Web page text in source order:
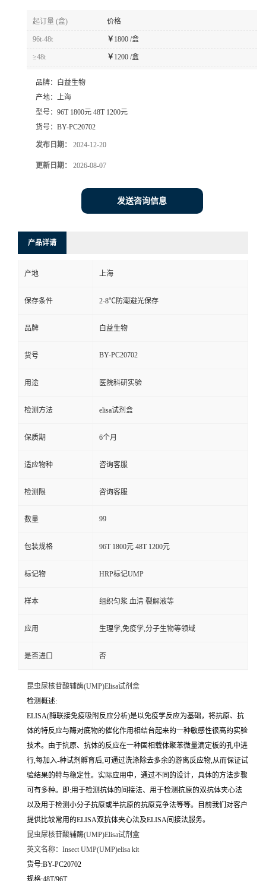
起订量 (盒) 价格
96t-48t ￥ 1800 /盒
≥48t ￥ 1200 /盒
品牌：
白益生物
产地： 上海
型号： 96T 1800元 48T 1200元
货号： BY-PC20702
发布日期： 2024-12-20
更新日期： 2026-08-07
发送咨询信息
产品详请
产地 上海
保存条件 2-8℃防潮避光保存
品牌 白益生物
货号 BY-PC20702
用途 医院科研实验
检测方法 elisa试剂盒
保质期 6个月
适应物种 咨询客服
检测限 咨询客服
数量 99
包装规格 96T 1800元 48T 1200元
标记物 HRP标记UMP
样本 组织匀浆 血清 裂解液等
应用 生理学,免疫学,分子生物等领域
是否进口 否
昆虫尿核苷酸辅酶(UMP)Elisa试剂盒
检测概述:
ELISA(酶联接免疫吸附反应分析)是以免疫学反应为基础，将抗原、抗
体的特反应与酶对底物的催化作用相结台起来的一种敏感性很高的实验
技术。由于抗原、抗体的反应在一种固相载体聚苯微量滴定板的孔中进
行,每加入-种试剂孵育后,可通过洗涤除去多余的游离反应物,从而保证试
验结果的特与稳定性。实际应用中，通过不同的设计，具体的方法步骤
可有多种。即:用于检测抗体的间接法、用于检测抗原的双抗体夹心法
以及用于检测小分子抗原或半抗原的抗原竞争法等等。目前我们对客户
提供比较常用的ELISA双抗体夹心法及ELISA间接法服务。
昆虫尿核苷酸辅酶(UMP)Elisa试剂盒
英文名称： Insect UMP(UMP)elisa kit
货号:BY-PC20702